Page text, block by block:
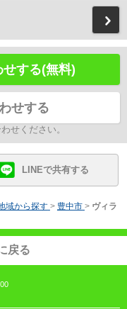
する(無料)
せする
せください。
LINEで共有する
域から探す > 豊中市 > ヴィラ
戻る